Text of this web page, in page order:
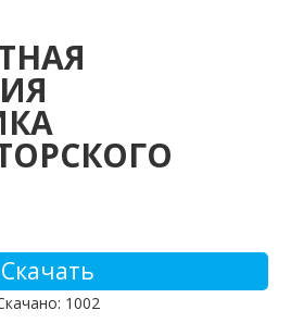
Скачать
1002